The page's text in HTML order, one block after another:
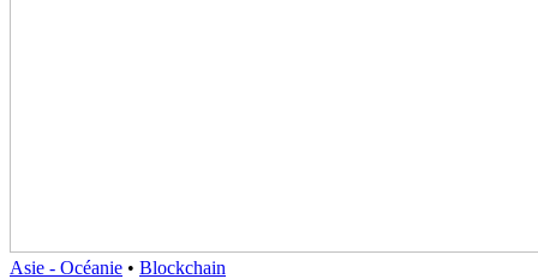
Asie - Océanie • Blockchain